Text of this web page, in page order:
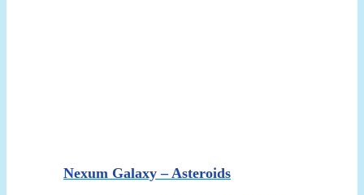
Nexum Galaxy – Asteroids